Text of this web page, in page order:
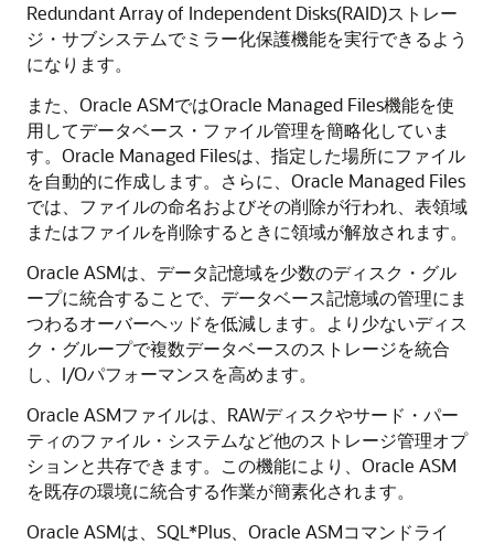
Redundant Array of Independent Disks(RAID)ストレー
ジ・サブシステムでミラー化保護機能を実行できるよう
になります。
また、Oracle ASMではOracle Managed Files機能を使
用してデータベース・ファイル管理を簡略化していま
す。Oracle Managed Filesは、指定した場所にファイル
を自動的に作成します。さらに、Oracle Managed Files
では、ファイルの命名およびその削除が行われ、表領域
またはファイルを削除するときに領域が解放されます。
Oracle ASMは、データ記憶域を少数のディスク・グル
ープに統合することで、データベース記憶域の管理にま
つわるオーバーヘッドを低減します。より少ないディス
ク・グループで複数データベースのストレージを統合
し、I/Oパフォーマンスを高めます。
Oracle ASMファイルは、RAWディスクやサード・パー
ティのファイル・システムなど他のストレージ管理オプ
ションと共存できます。この機能により、Oracle ASM
を既存の環境に統合する作業が簡素化されます。
Oracle ASMは、SQL*Plus、Oracle ASMコマンドライ